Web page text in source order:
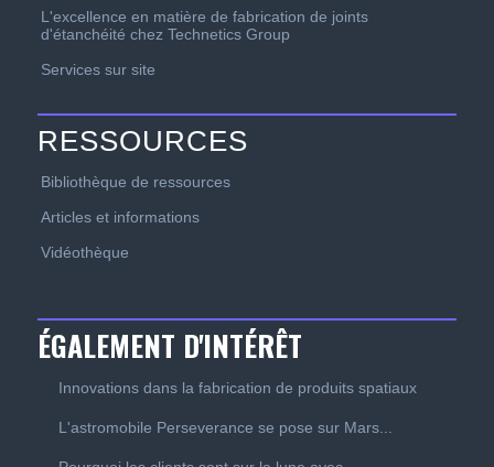
L'excellence en matière de fabrication de joints
d'étanchéité chez Technetics Group
Services sur site
RESSOURCES
Bibliothèque de ressources
Articles et informations
Vidéothèque
ÉGALEMENT D'INTÉRÊT
Innovations dans la fabrication de produits spatiaux
L'astromobile Perseverance se pose sur Mars...